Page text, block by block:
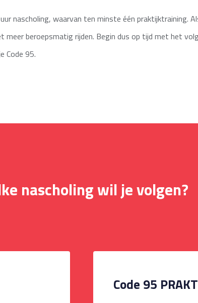
nascholing, waarvan ten minste één praktijktraining.
meer beroepsmatig rijden. Begin dus op tijd met het
Code 95.
nascholing wil je volgen?
Code 95